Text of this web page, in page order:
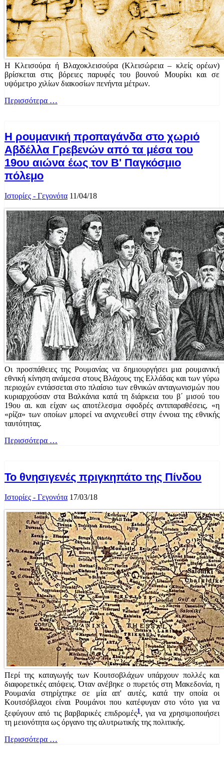
Η Κλεισούρα ή Βλαχοκλεισούρα (Κλεισώρεια – κλείς ορέων)
βρίσκεται στις βόρειες παρυφές του βουνού Μουρίκι και σε
υψόµετρο χιλίων διακοσίων πενήντα µέτρων.
Περισσότερα …
Η ρουμανική προπαγάνδα στο χωριό
Αβδέλλα Γρεβενών από τα μέσα του
19ου αιώνα έως τον Β' Παγκόσμιο
πόλεμο
Ιστορίες - Γεγονότα 11/04/18
Οι προσπάθειες της Ρουμανίας να δημιουργήσει μια ρουμανική
εθνική κίνηση ανάμεσα στους Βλάχους της Ελλάδας και των γύρω
περιοχών εντάσσεται στο πλαίσιο των εθνικών ανταγωνισμών που
κυριαρχούσαν στα Βαλκάνια κατά τη διάρκεια του β΄ μισού του
19ου αι. και είχαν ως αποτέλεσμα σφοδρές αντιπαραθέσεις, «η
«ρίζα» των οποίων μπορεί να ανιχνευθεί στην έννοια της εθνικής
ταυτότητας.
Περισσότερα …
Το θνησιγενές πριγκηπάτο της Πίνδου
Ιστορίες - Γεγονότα 17/03/18
Περί της καταγωγής των Κουτσοβλάχων υπάρχουν πολλές και
διαφορετικές απόψεις. Όταν ανέβηκε ο πυρετός στη Μακεδονία, η
Ρουμανία στηρίχτηκε σε μία απ' αυτές, κατά την οποία οι
Κουτσόβλαχοι είναι Ρουμάνοι που κατέφυγαν στο νότο για να
ξεφύγουν από τις βαρβαρικές επιδρομές1, για να χρησιμοποιήσει
τη μειονότητα ως όργανο της αλυτρωτικής της πολιτικής.
Περισσότερα …